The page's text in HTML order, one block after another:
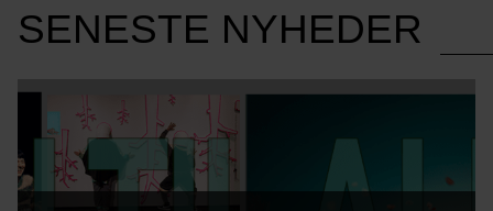
SENESTE NYHEDER